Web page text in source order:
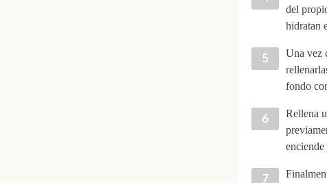
del
hidratan
Una vez
fondo
Rellena